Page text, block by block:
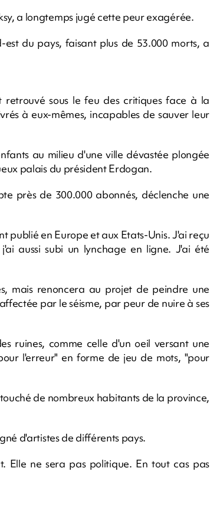
a longtemps jugé cette peur exagérée.
du pays, faisant plus de 53.000 morts, a
sous le feu des critiques face à la
à eux-mêmes, incapables de sauver leur
au milieu d'une ville dévastée plongée
palais du président Erdogan.
près de 300.000 abonnés, déclenche une
publié en Europe et aux Etats-Unis. J'ai reçu
aussi subi un lynchage en ligne. J'ai été
mais renoncera au projet de peindre une
par le séisme, par peur de nuire à ses
ruines, comme celle d'un oeil versant une
l'erreur" en forme de jeu de mots, "pour
de nombreux habitants de la province,
d'artistes de différents pays.
Elle ne sera pas politique. En tout cas pas